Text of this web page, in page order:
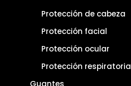
Protección de cabeza
Protección facial
Protección ocular
Protección respiratoria
Guantes